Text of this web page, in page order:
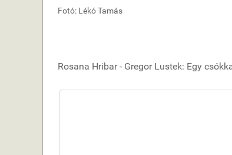
Fotó: Lékó Tamás
Rosana Hribar - Gregor Lustek: Egy